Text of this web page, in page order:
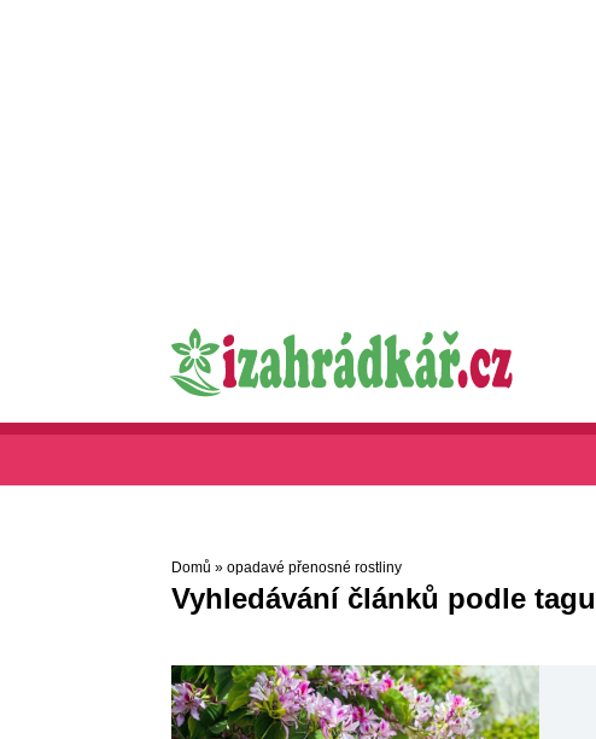
Domů » opadavé přenosné rostliny
Vyhledávání článků podle tagu